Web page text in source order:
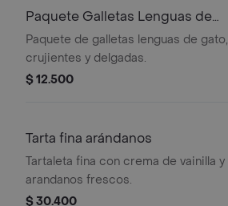
Paquete Galletas Lenguas de
Gato
Paquete de galletas lenguas de gato,
crujientes y delgadas.
$ 12.500
Tarta fina arándanos
Tartaleta fina con crema de vainilla y
arandanos frescos.
$ 30.400